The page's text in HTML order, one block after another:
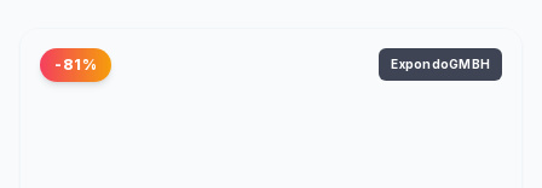
-81% ExpondoGMBH